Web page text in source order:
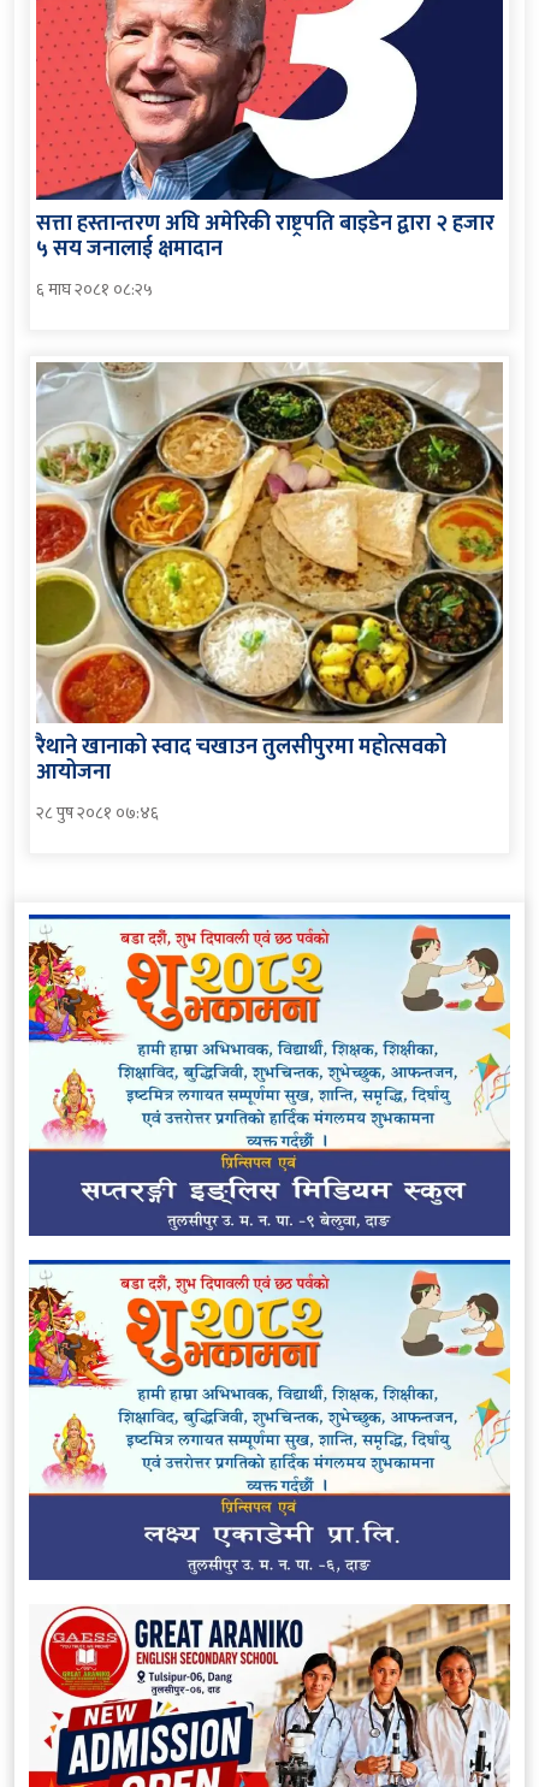
सत्ता हस्तान्तरण अघि अमेरिकी राष्ट्रपति बाइडेन द्वारा २ हजार
५ सय जनालाई क्षमादान
६ माघ २०८१ ०८:२५
रैथाने खानाको स्वाद चखाउन तुलसीपुरमा महोत्सवको
आयोजना
२८ पुष २०८१ ०७:४६